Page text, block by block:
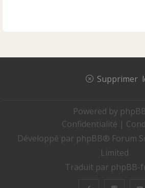
Supprimer
Powered by
Confidentialité |
Développé par phpBB® Forum
Limited
Traduit par phpBB-